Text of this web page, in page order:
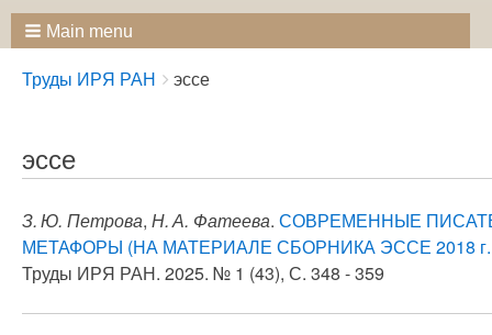
Main menu
Breadcrumbs
You
Труды ИРЯ РАН эссе
эссе
З. Ю. Петрова, Н. А. Фатеева. СОВРЕМЕННЫЕ
МЕТАФОРЫ (НА МАТЕРИАЛЕ СБОРНИКА ЭССЕ 2018
Труды ИРЯ РАН. 2025. № 1 (43), С. 348 - 359